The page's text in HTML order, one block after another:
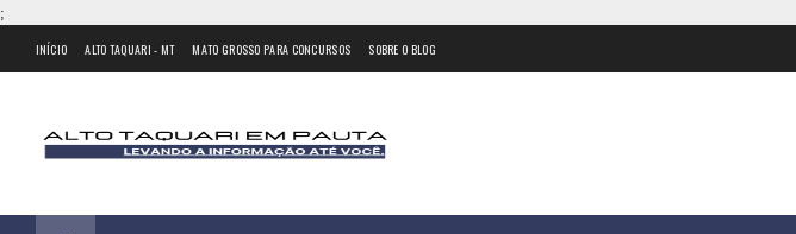
;
INÍCIO ALTO TAQUARI - MT MATO GROSSO PARA CONCURSOS SOBRE O BLOG